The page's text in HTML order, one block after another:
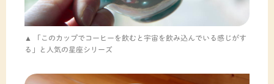
「このカップでコーヒーを飲むと宇宙を飲み込んでいる感じがす
る」と人気の星座シリーズ